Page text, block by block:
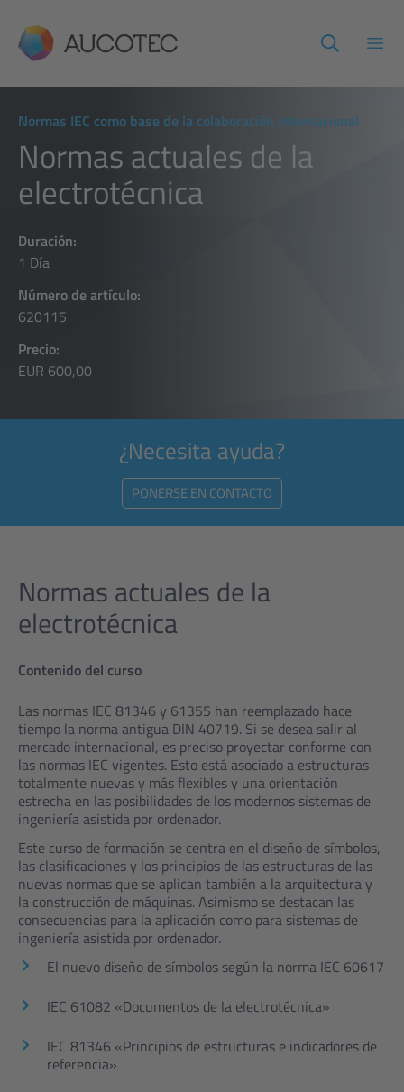
AUCOTEC
Normas IEC como base de la colaboración internacional
Normas actuales de la
electrotécnica
Duración:
1 Día
Número de artículo:
620115
Precio:
EUR 600,00
¿Necesita ayuda?
PONERSE EN CONTACTO
Normas actuales de la
electrotécnica
Contenido del curso
Las normas IEC 81346 y 61355 han reemplazado hace
tiempo la norma antigua DIN 40719. Si se desea salir al
mercado internacional, es preciso proyectar conforme con
las normas IEC vigentes. Esto está asociado a estructuras
totalmente nuevas y más flexibles y una orientación
estrecha en las posibilidades de los modernos sistemas de
ingeniería asistida por ordenador.
Este curso de formación se centra en el diseño de símbolos,
las clasificaciones y los principios de las estructuras de las
nuevas normas que se aplican también a la arquitectura y
la construcción de máquinas. Asimismo se destacan las
consecuencias para la aplicación como para sistemas de
ingeniería asistida por ordenador.
El nuevo diseño de símbolos según la norma IEC 60617
IEC 61082 «Documentos de la electrotécnica»
IEC 81346 «Principios de estructuras e indicadores de
referencia»